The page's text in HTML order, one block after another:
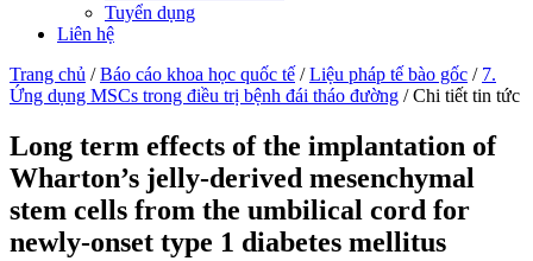
Tuyển dụng
Liên hệ
Trang chủ /Báo cáo khoa học quốc tế /Liệu pháp tế bào gốc / 7.
Ứng dụng MSCs trong điều trị bệnh đái tháo đường /Chi tiết tin tức
Long term effects of the implantation of
Wharton’s jelly-derived mesenchymal
stem cells from the umbilical cord for
newly-onset type 1 diabetes mellitus